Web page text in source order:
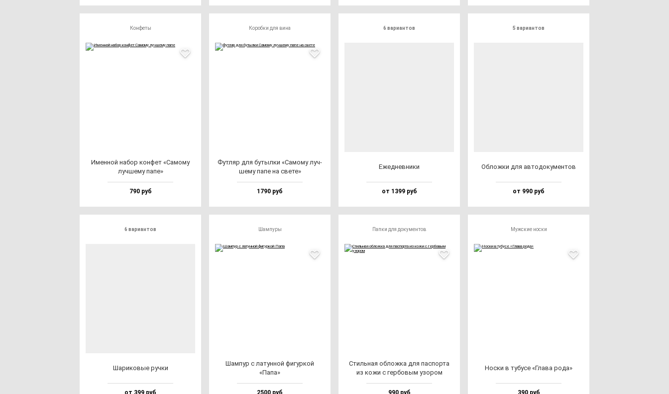
Конфеты
Имен­ной на­бор кон­фет «Само­му
луч­ше­му па­пе»
790 руб
Коробки для вина
Фут­ляр для бу­тыл­ки «Само­му луч­
ше­му па­пе на све­те»
1790 руб
6 вариантов
Ежед­нев­ни­ки
от 1399 руб
5 вариантов
Облож­ки для ав­то­до­ку­мен­тов
от 990 руб
6 вариантов
Шари­ко­вые руч­ки
Шампуры
Шам­пур с ла­тун­ной фи­гур­кой
«Папа»
Папки для документов
Стиль­ная об­лож­ка для пас­пор­та
из ко­жи с гер­бо­вым узо­ром
Мужские носки
Нос­ки в ту­бу­се «Гла­ва ро­да»